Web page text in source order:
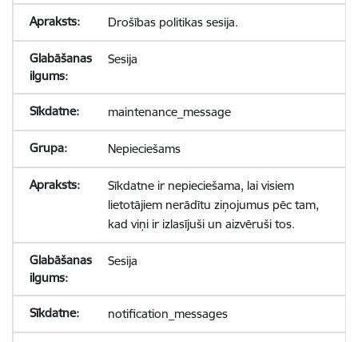
Drošības politikas sesija.
Sesija
maintenance_message
Nepieciešams
Sīkdatne ir nepieciešama, lai visiem
lietotājiem nerādītu ziņojumus pēc tam,
kad viņi ir izlasījuši un aizvēruši tos.
Sesija
notification_messages